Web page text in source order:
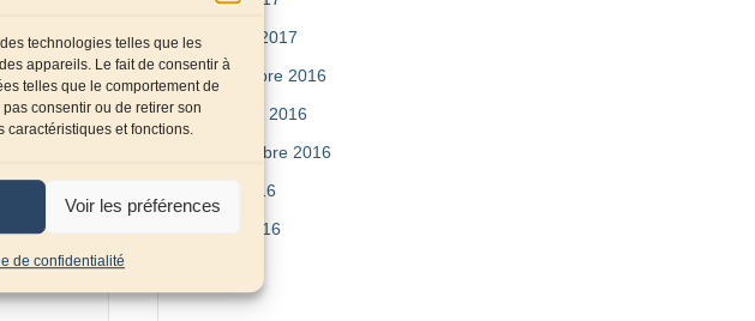
technologies telles que les
appareils. Le fait de consentir à
telles que le comportement de
consentir ou de retirer son
et fonctions.
Voir les préférences
de confidentialité
février 2017
décembre 2016
octobre 2016
septembre 2016
juin 2016
avril 2016